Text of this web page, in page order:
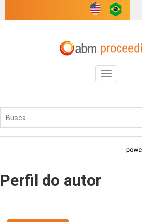
Toggle
navigation
Perfil do autor